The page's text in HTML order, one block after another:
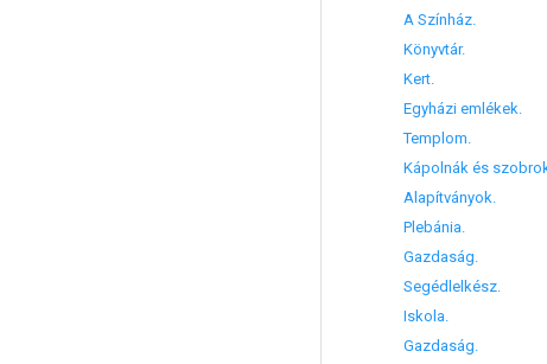
A Színház.
Könyvtár.
Kert.
Egyházi emlékek.
Templom.
Kápolnák és
Alapítványok.
Plebánia.
Gazdaság.
Segédlelkész.
Iskola.
Gazdaság.